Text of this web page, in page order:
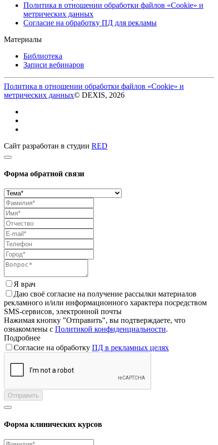
Политика в отношении обработки файлов «Cookie» и
метрических данных
Согласие на обработку ПД для рекламы
Материалы
Библиотека
Записи вебинаров
Политика в отношении обработки файлов «Cookie» и
метрических данных© DEXIS, 2026
Сайт разработан в студии RED
Форма обратной связи
Я врач
Даю своё согласие на получение рассылки материалов
рекламного и/или информационного характера посредством
SMS-сервисов, электронной почты
Нажимая кнопку "Отправить", вы подтверждаете, что
ознакомлены с Политикой конфиденциальности.
Подробнее
Согласие на обработку ПД в рекламных целях
Отправить
Форма клинических курсов